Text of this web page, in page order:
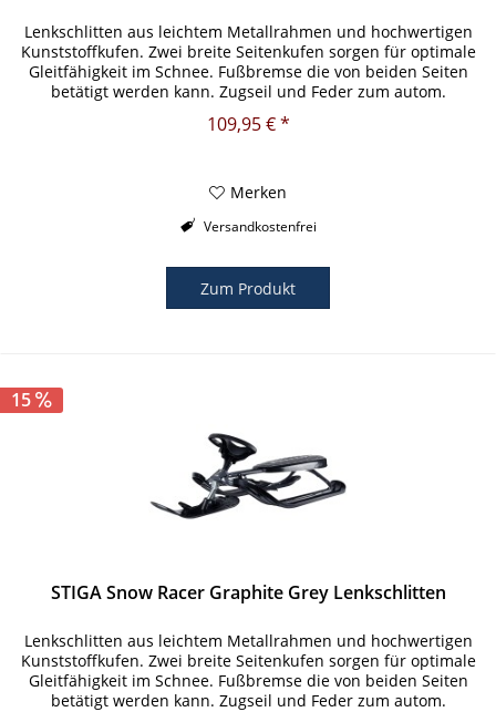
Lenkschlitten aus leichtem Metallrahmen und hochwertigen
Kunststoffkufen. Zwei breite Seitenkufen sorgen für optimale
Gleitfähigkeit im Schnee. Fußbremse die von beiden Seiten
betätigt werden kann. Zugseil und Feder zum autom.
109,95 € *
Merken
Versandkostenfrei
Zum Produkt
15
STIGA Snow Racer Graphite Grey Lenkschlitten
Lenkschlitten aus leichtem Metallrahmen und hochwertigen
Kunststoffkufen. Zwei breite Seitenkufen sorgen für optimale
Gleitfähigkeit im Schnee. Fußbremse die von beiden Seiten
betätigt werden kann. Zugseil und Feder zum autom.